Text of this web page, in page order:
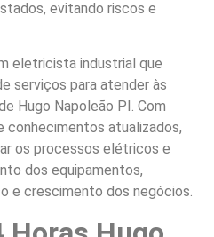
evitando riscos e
eletricista industrial que
serviços para atender às
Hugo Napoleão PI. Com
conhecimentos atualizados,
os processos elétricos e
dos equipamentos,
e crescimento dos negócios.